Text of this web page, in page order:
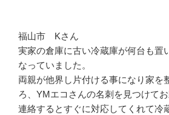
福山市 Kさん
実家の倉庫に古い冷蔵庫が何台も置
なっていました。
両親が他界し片付ける事になり家を
ろ、YMエコさんの名刺を見つけてお
連絡するとすぐに対応してくれて冷